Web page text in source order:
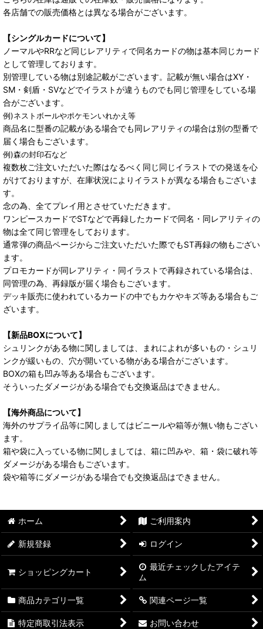
各店舗での販売価格とは異なる場合がございます。
【シングルカードについて】
ノーマルやRRなど同じレアリティで同名カードの物は基本同じカード
として管理しております。
別管理している物は別途記載がございます。記載が無い場合はXY・
SM・剣盾・SVなどでイラストが違うものでも同じ管理をしている場
合がございます。
例)ネストボールやポケモンいれかえ等
商品名に型番の記載がある場合でも同レアリティの場合は別の型番で
届く場合もございます。
例)森の封印石など
複数枚ご注文いただいた際はなるべく同じ同じイラストでの発送を心
がけておりますが、在庫状況によりイラストが異なる場合もございま
す。
念の為、全てプレイ用とさせていただきます。
ワンピースカードでSTなどで再録したカードで同名・同レアリティの
物は全て同じ管理をしております。
通常弾の商品ページからご注文いただいた際でもST再録の物もござい
ます。
プロモカードが同レアリティ・同イラストで再録されている場合は、
同管理の為、再録版が届く場合もございます。
デッキ販売に使われているカードの中でもカケやキズ等ある場合もご
ざいます。
【新品BOXについて】
シュリンクがある物に関しましては、まれによれが多いもの・シュリ
ンクが緩いもの、穴が開いている物がある場合がございます。
BOXの箱も凹み等ある場合もございます。
そういったダメージがある場合でも交換返品はできません。
【海外商品について】
海外のサプライ品等に関しましてはビニールや箱等が無い物もござい
ます。
箱や袋に入っている物に関しましては、箱に凹みや、箱・袋に破れ等
ダメージがある場合もございます。
袋や箱等にダメージがある場合でも交換返品はできません。
ホーム ご利用案内
新規登録 ログイン
ショッピングカート
最近チェックしたアイテ
ム
商品カテゴリ一覧 関連ページ一覧
特定商取引法表示 お問い合わせ